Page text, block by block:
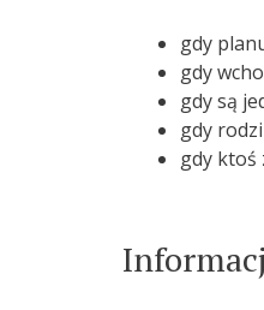
gdy
gdy
gdy są
gdy
gdy ktoś